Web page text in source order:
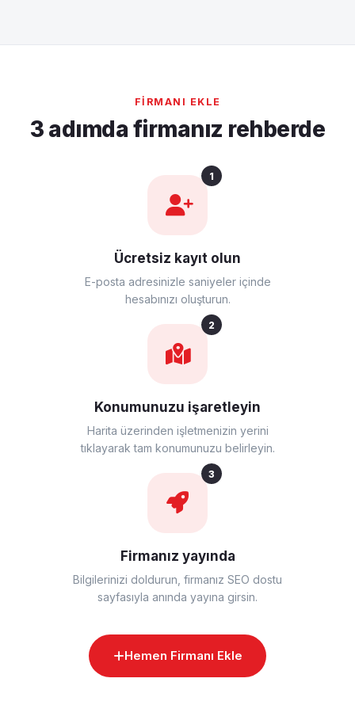
FIRMANI EKLE
3 adımda firmanız rehberde
1
Ücretsiz kayıt olun
E-posta adresinizle saniyeler içinde
hesabınızı oluşturun.
2
Konumunuzu işaretleyin
Harita üzerinden işletmenizin yerini
tıklayarak tam konumunuzu belirleyin.
3
Firmanız yayında
Bilgilerinizi doldurun, firmanız SEO dostu
sayfasıyla anında yayına girsin.
Hemen Firmanı Ekle